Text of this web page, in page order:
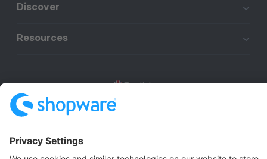
Discover
Resources
English